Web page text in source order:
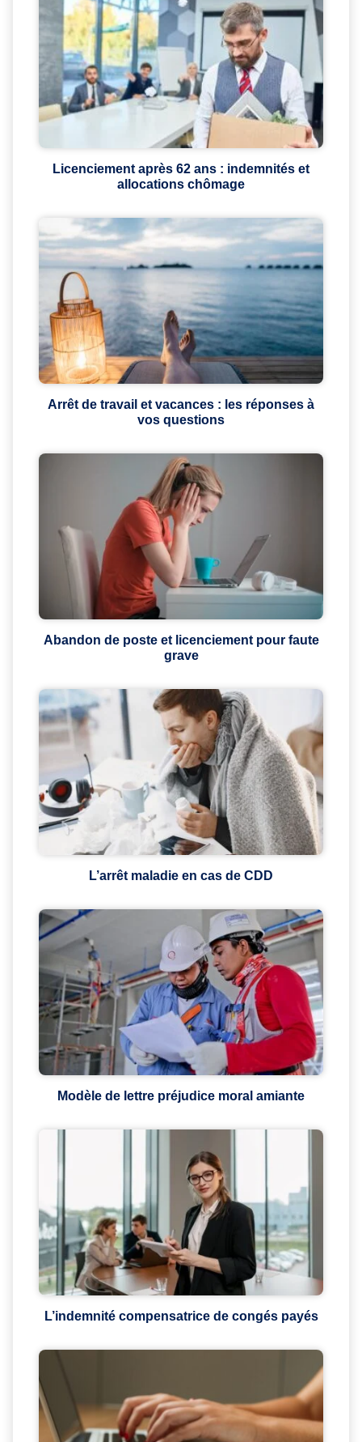
Licenciement après 62 ans : indemnités et
allocations chômage
Arrêt de travail et vacances : les réponses à
vos questions
Abandon de poste et licenciement pour faute
grave
L’arrêt maladie en cas de CDD
Modèle de lettre préjudice moral amiante
L’indemnité compensatrice de congés payés